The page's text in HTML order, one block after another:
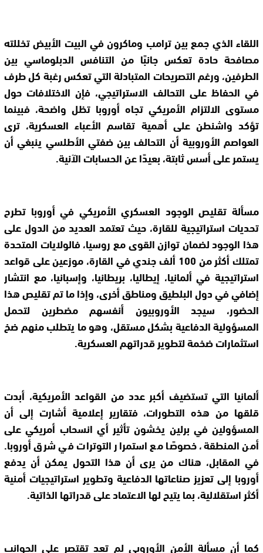
اللقاء الذي جمع بين ترامب وماكرون في البيت الأبيض تخللته
مصافحة حادة تعكس جانبًا من التنافس الدبلوماسي بين
الطرفين، ورغم التصريحات المتبادلة التي تعكس رغبة كل طرف
في الحفاظ على التحالف الاستراتيجي، فإن الاختلافات حول
مستوى الالتزام الأمريكي تجاه أوروبا تظل واضحة، فبينما
تؤكد واشنطن على أهمية تقاسم الأعباء العسكرية، ترى
العواصم الأوروبية أن التحالف بين ضفتي الأطلسي ينبغي أن
يستمر على أسس ثابتة، بعيدًا عن الحسابات الآنية.
مسألة تقليص الوجود العسكري الأمريكي في أوروبا تطرح
تحديات استراتيجية للقارة، حيث تعتمد العديد من الدول على
هذا الوجود لضمان توازن القوى مع روسيا، فالولايات المتحدة
تمتلك أكثر من 100 ألف جندي في القارة، موزعين على قواعد
استراتيجية في ألمانيا، إيطاليا، بريطانيا، وإسبانيا، مع انتشار
إضافي في دول البلطيق ومناطق أخرى، وإذا ما تم تقليص هذا
الحضور، سيجد الأوروبيون أنفسهم مضطرين لتحمل
المسؤولية الدفاعية بشكل مستقل، وهو ما يتطلب منهم ضخ
استثمارات ضخمة لتطوير قدراتهم العسكرية.
ألمانيا التي تستضيف أكبر عدد من القواعد الأمريكية، أبدت
قلقها من هذه التطورات، فتقارير إعلامية أشارت إلى أن
المسؤولين في برلين يخشون تأثير أي انسحاب أمريكي على
أمن المنطقة، خصوصًا مع استمرار التوترات في شرق أوروبا.
في المقابل، هناك من يرى أن هذا التحول يمكن أن يدفع
أوروبا إلى تعزيز صناعاتها الدفاعية وتطوير استراتيجيات أمنية
أكثر استقلالية، بما يتيح لها الاعتماد على قدراتها الذاتية.
كما أن مسألة الأمن الأوروبي لم تعد تقتصر على الجوانب